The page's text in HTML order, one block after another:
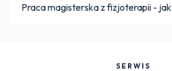
Praca magisterska z fizjoterapii -
SERWIS